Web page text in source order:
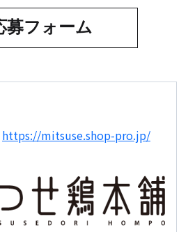
募フォーム
https://mitsuse.shop-pro.jp/